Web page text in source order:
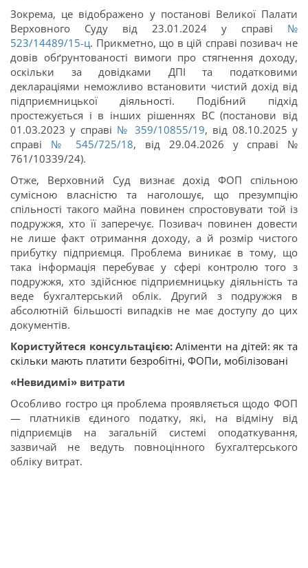
Зокрема, це відображено у постанові Великої Палати
Верховного Суду від 23.01.2024 у справі №
523/14489/15-ц. Прикметно, що в цій справі позивач не
довів обґрунтованості вимоги про стягнення доходу,
оскільки за довідками ДПІ та податковими
деклараціями неможливо встановити чистий дохід від
підприємницької діяльності. Подібний підхід
простежується і в інших рішеннях ВС (постанови від
01.03.2023 у справі № 359/10855/19, від 08.10.2025 у
справі № 545/725/18, від 29.04.2026 у справі №
761/10339/24).
Отже, Верховний Суд визнає дохід ФОП спільною
сумісною власністю та наголошує, що презумпцію
спільності такого майна повинен спростовувати той із
подружжя, хто її заперечує. Позивач повинен довести
не лише факт отримання доходу, а й розмір чистого
прибутку підприємця. Проблема виникає в тому, що
така інформація перебуває у сфері контролю того з
подружжя, хто здійснює підприємницьку діяльність та
веде бухгалтерський облік. Другий з подружжя в
абсолютній більшості випадків не має доступу до цих
документів.
Користуйтеся консультацією: Аліменти на дітей: як та
скільки мають платити безробітні, ФОПи, мобілізовані
«Невидимі» витрати
Особливо гостро ця проблема проявляється щодо ФОП
— платників єдиного податку, які, на відміну від
підприємців на загальній системі оподаткування,
зазвичай не ведуть повноцінного бухгалтерського
обліку витрат.